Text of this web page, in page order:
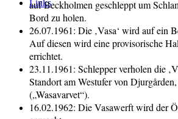
Links
auf Beckholmen geschleppt um
Bord zu holen.
26.07.1961: Die ‚Vasa‘ wird auf ein
Auf diesen wird eine provisorische
errichtet.
23.11.1961: Schlepper verholen die
Standort am Westufer von
(„Wasavarvet“).
16.02.1962: Die Vasawerft wird der